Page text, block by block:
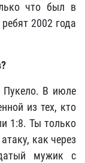
что был в
2002 года
Пукело. В июле
из тех, кто
1:8. Ты только
как через
мужик с